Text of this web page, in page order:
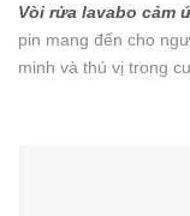
Vòi rửa lavabo cảm
pin mang đến cho
minh và thú vị trong